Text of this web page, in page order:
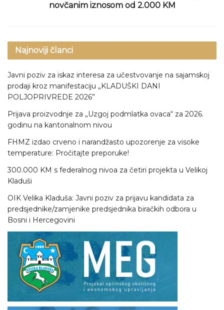
novčanim iznosom od 2.000 KM
Najnoviji članci
Javni poziv za iskaz interesa za učestvovanje na sajamskoj
prodaji kroz manifestaciju „KLADUŠKI DANI
POLJOPRIVREDE 2026”
Prijava proizvodnje za „Uzgoj podmlatka ovaca“ za 2026.
godinu na kantonalnom nivou
FHMZ izdao crveno i narandžasto upozorenje za visoke
temperature: Pročitajte preporuke!
300.000 KM s federalnog nivoa za četiri projekta u Velikoj
Kladuši
OIK Velika Kladuša: Javni poziv za prijavu kandidata za
predsjednike/zamjenike predsjednika biračkih odbora u
Bosni i Hercegovini